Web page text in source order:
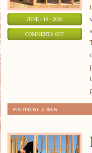
JUNE - 19 - 2026
COMMENTS OFFON
STYLIZACJE
POSTED BY ADMIN